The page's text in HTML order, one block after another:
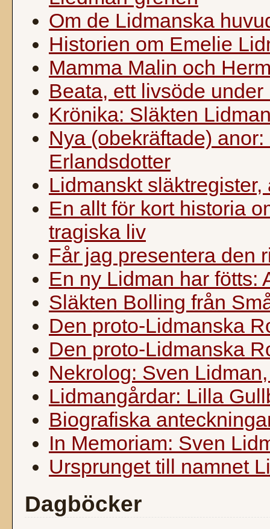
Om de Lidmanska
Historien om Emelie
Mamma Malin och
Beata, ett livsöde
Krönika: Släkten
Nya (obekräftade)
Erlandsdotter
Lidmanskt släktregister,
En allt för kort historia
tragiska liv
Får jag presentera den
En ny Lidman har fötts:
Släkten Bolling från
Den proto-Lidmanska
Den proto-Lidmanska
Nekrolog: Sven
Lidmangårdar: Lilla
Biografiska
In Memoriam: Sven
Ursprunget till namnet
Dagböcker